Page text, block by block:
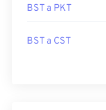
BST a PKT
BST a CST